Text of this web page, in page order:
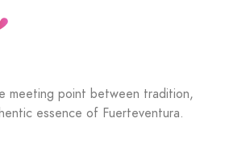
meeting point between tradition,
essence of Fuerteventura.